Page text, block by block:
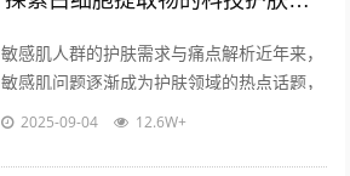
敏感肌人群的护肤需求与痛点解析近年来，
敏感肌问题逐渐成为护肤领域的热点话题，
数据显示，超过60%的亚洲女性自述存在皮
2025-09-04 12.6W+